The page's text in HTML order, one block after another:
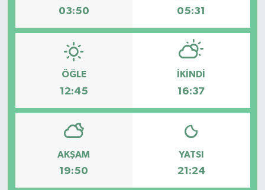
03:50 05:31
ÖĞLE
12:45
İKINDI
16:37
AKŞAM
19:50
YATSI
21:24